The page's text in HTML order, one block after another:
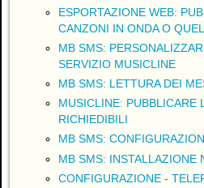
ESPORTAZIONE WEB:
CANZONI IN ONDA O
MB SMS:
SERVIZIO MUSICLINE
MB SMS: LETTURA DEI
MUSICLINE: PUBBLICARE
RICHIEDIBILI
MB SMS:
MB SMS: INSTALLAZIONE
CONFIGURAZIONE -